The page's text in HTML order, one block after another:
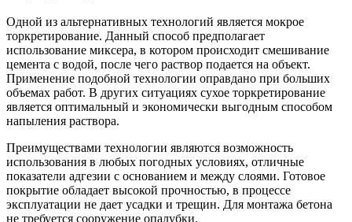
Одной из альтернативных технологий является мокрое
торкретирование. Данный способ предполагает
использование миксера, в котором происходит смешивание
цемента с водой, после чего раствор подается на объект.
Применение подобной технологии оправдано при больших
объемах работ. В других ситуациях сухое торкретирование
является оптимальный и экономически выгодным способом
напыления раствора.
Преимуществами технологии являются возможность
использования в любых погодных условиях, отличные
показатели адгезии с основанием и между слоями. Готовое
покрытие обладает высокой прочностью, в процессе
эксплуатации не дает усадки и трещин. Для монтажа бетона
не требуется сооружение опалубки.